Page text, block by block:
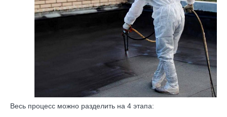
Весь процесс можно разделить на 4 этапа: